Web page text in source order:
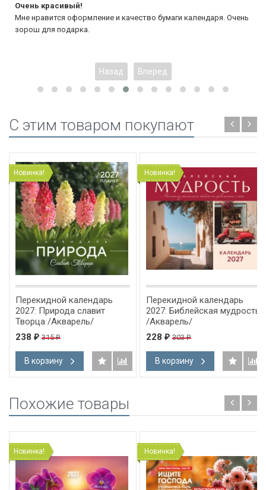
Очень красивый!
Мне нравится оформление и качество бумаги календаря. Очень
зорош для подарка.
Назад Вперед
C этим товаром покупают
Новинка!
Перекидной календарь
2027: Природа славит
Творца /Акварель/
238 ₽ 315₽
В корзину
Новинка!
Перекидной календарь
2027: Библейская мудрость
/Акварель/
228 ₽ 303₽
В корзину
Похожие товары
Новинка! Новинка!